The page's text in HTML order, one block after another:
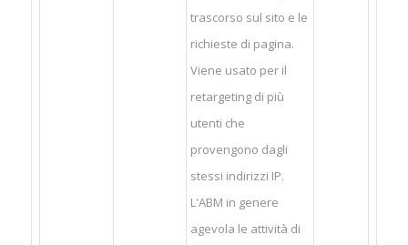
trascorso sul sito e le
richieste di pagina.
Viene usato per il
retargeting di più
utenti che
provengono dagli
stessi indirizzi IP.
L'ABM in genere
agevola le attività di